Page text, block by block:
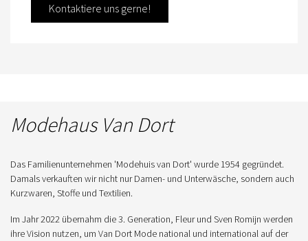
Kontaktiere uns gerne!
Modehaus Van Dort
Das Familienunternehmen 'Modehuis van Dort' wurde 1954 gegründet.
Damals verkauften wir nicht nur Damen- und Unterwäsche, sondern auch
Kurzwaren, Stoffe und Textilien.
Im Jahr 2022 übernahm die 3. Generation, Fleur und Sven Romijn werden
ihre Vision nutzen, um Van Dort Mode national und international auf der